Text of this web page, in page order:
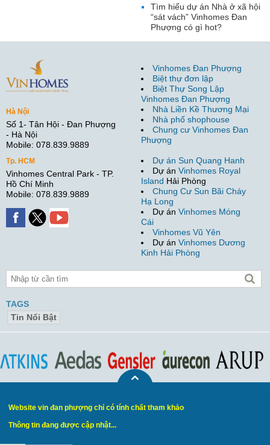
Tìm hiểu dự án Nhà ở xã hội
“sát vách” Vinhomes Đan
Phượng có gì hot?
Hà Nội
Số 1- Tân Hội - Đan Phượng
- Hà Nội
Mobile: 078.839.9889
Tp. HCM
Vinhomes Central Park - TP.
Hồ Chí Minh
Mobile: 078.839.9889
Vinhomes Đan Phượng
Biệt thự đơn lập
Biệt Thự Song Lập
Vinhomes Đan Phượng
Nhà Liền Kề Thương Mại
Nhà phố shophouse
Chung cư Vinhomes Đan
Phượng
Dự án Sun Quang Hanh
Dự án Vinhomes Royal
Island Hải Phòng
Chung Cư Sun Bãi Cháy
Hạ Long
Dự án Vinhomes Móng
Cái
Vinhomes Vũ Yên
Dự án Vinhomes Dương
Kinh Hải Phòng
TAGS
Tin Nổi Bật
Website vin đan phượng chỉ có tính chất tham khảo
Thông tin đang được cập nhật...